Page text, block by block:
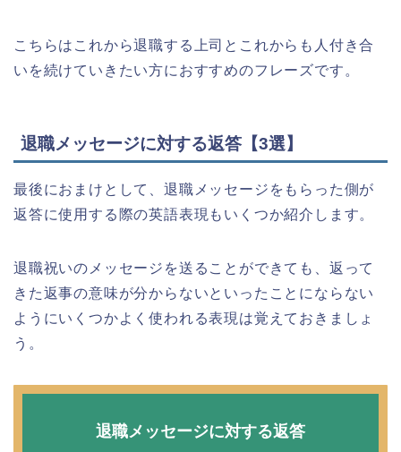
こちらはこれから退職する上司とこれからも人付き合
いを続けていきたい方におすすめのフレーズです。
退職メッセージに対する返答【3選】
最後におまけとして、退職メッセージをもらった側が
返答に使用する際の英語表現もいくつか紹介します。
退職祝いのメッセージを送ることができても、返って
きた返事の意味が分からないといったことにならない
ようにいくつかよく使われる表現は覚えておきましょ
う。
退職メッセージに対する返答